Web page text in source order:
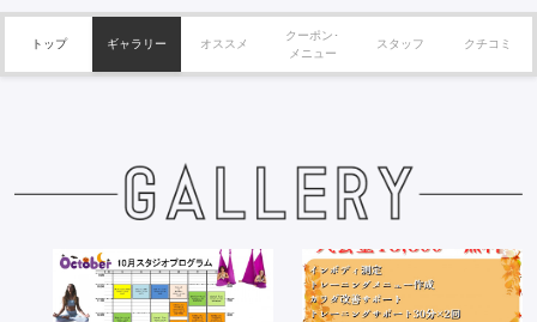
トップ ギャラリー オススメ
クーポン･
メニュー
スタッフ クチコミ